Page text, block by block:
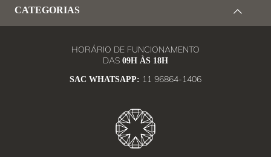
CATEGORIAS
HORÁRIO DE FUNCIONAMENTO
DAS 09H ÀS 18H
SAC WHATSAPP: 11 96864-1406